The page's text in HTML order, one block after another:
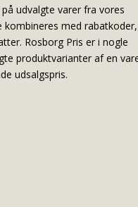
udvalgte varer fra vores
kombineres med rabatkoder,
Rosborg Pris er i nogle
produktvarianter af en
udsalgspris.